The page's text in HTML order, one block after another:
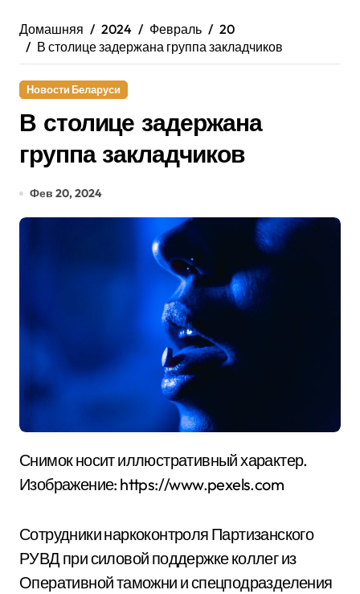
Домашняя 2024 Февраль
20
В столице задержана группа закладчиков
Новости Беларуси
В столице задержана
группа закладчиков
Фев 20, 2024
Снимок носит иллюстративный характер.
Изображение: https://www.pexels.com
Сотрудники наркоконтроля Партизанского
РУВД при силовой поддержке коллег из
Оперативной таможни и спецподразделения